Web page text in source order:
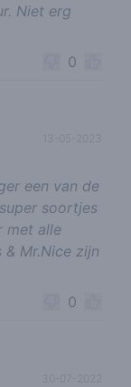
Niet erg
0
13-05-2023
een van de
soortjes
met alle
Mr.Nice zijn
0
30-07-2022